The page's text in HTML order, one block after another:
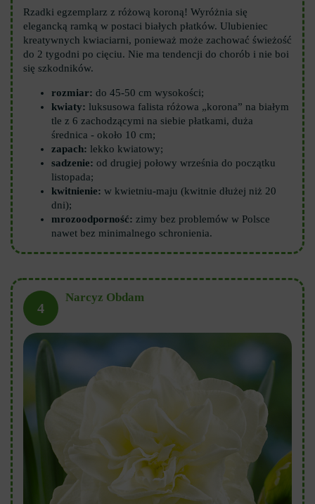
Rzadki egzemplarz z różową koroną! Wyróżnia się
elegancką ramką w postaci białych płatków. Ulubieniec
kreatywnych kwiaciarni, ponieważ może zachować świeżość
do 2 tygodni po cięciu. Nie ma tendencji do chorób i nie boi
się szkodników.
rozmiar: do 45-50 cm wysokości;
kwiaty: luksusowa falista różowa „korona” na białym
tle z 6 zachodzącymi na siebie płatkami, duża
średnica - około 10 cm;
zapach: lekko kwiatowy;
sadzenie: od drugiej połowy września do początku
listopada;
kwitnienie: w kwietniu-maju (kwitnie dłużej niż 20
dni);
mrozoodporność: zimy bez problemów w Polsce
nawet bez minimalnego schronienia.
4
Narcyz Obdam